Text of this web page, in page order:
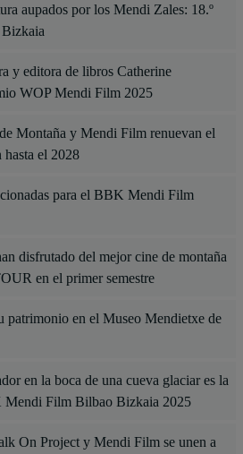
aupados por los Mendi Zales: 18.º
y editora de libros Catherine
WOP Mendi Film 2025
Montaña y Mendi Film renuevan el
el 2028
para el BBK Mendi Film
disfrutado del mejor cine de montaña
en el primer semestre
en el Museo Mendietxe de
en la boca de una cueva glaciar es la
Mendi Film Bilbao Bizkaia 2025
On Project y Mendi Film se unen a